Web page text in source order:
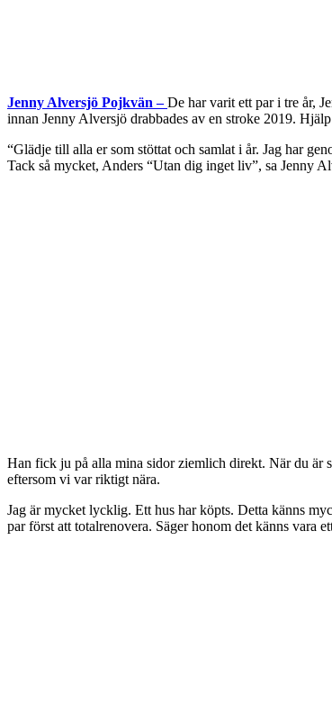
Jenny Alversjö Pojkvän –De har varit ett par i tre år,
innan Jenny Alversjö drabbades av en stroke 2019.
“Glädje till alla er som stöttat och samlat i år. Jag har
Tack så mycket, Anders “Utan dig inget liv”, sa Jenny
Han fick ju på alla mina sidor ziemlich direkt. När du är
eftersom vi var riktigt nära.
Jag är mycket lycklig. Ett hus har köpts. Detta känns
par först att totalrenovera. Säger honom det känns vara